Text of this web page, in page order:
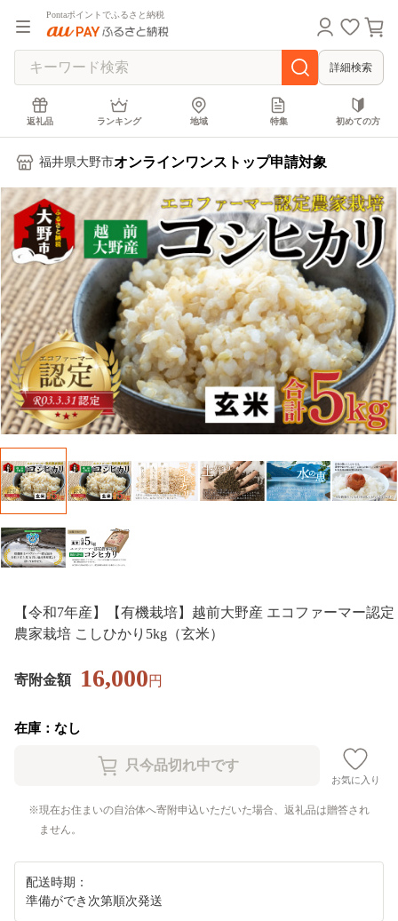
Pontaポイントでふるさと納税
詳細検索
返礼品 ランキング 地域 特集 初めての方
福井県大野市オンラインワンストップ申請対象
【令和7年産】【有機栽培】越前大野産 エコファーマー認定
農家栽培 こしひかり5kg（玄米）
寄附金額 16,000円
在庫：なし
お気に入り
現在お住まいの自治体へ寄附申込いただいた場合、返礼品は贈答され
ません。
配送時期：
準備ができ次第順次発送